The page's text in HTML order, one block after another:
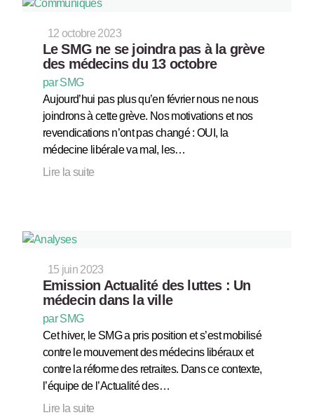
12 octobre 2023
Le SMG ne se joindra pas à la grève
des médecins du 13 octobre
par SMG
Aujourd’hui pas plus qu’en février nous ne nous
joindrons à cette grève. Nos motivations et nos
revendications n’ont pas changé : OUI, la
médecine libérale va mal, les…
Lire la suite
15 juin 2023
Emission Actualité des luttes : Un
médecin dans la ville
par SMG
Cet hiver, le SMG a pris position et s’est mobilisé
contre le mouvement des médecins libéraux et
contre la réforme des retraites. Dans ce contexte,
l’équipe de l’Actualité des…
Lire la suite